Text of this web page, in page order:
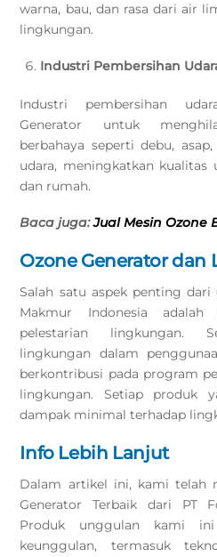
warna, bau, dan rasa dari air
lingkungan.
Industri Pembersihan
Industri pembersihan
Generator untuk
berbahaya seperti debu,
udara, meningkatkan
dan rumah.
Baca juga:Jual Mesin Ozone
Ozone Generator
Salah satu aspek penting dari
Makmur Indonesia adalah
pelestarian lingkungan.
lingkungan dalam
berkontribusi pada program
lingkungan. Setiap produk
dampak minimal terhadap
Info Lebih Lanjut
Dalam artikel ini, kami telah
Generator Terbaik dari PT
Produk unggulan kami ini
keunggulan, termasuk